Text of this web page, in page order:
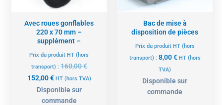
Avec roues gonflables
220 x 70 mm –
supplément –
Prix du produit HT (hors
transport) : 160,00€
152,00€ HT (hors TVA)
Disponible sur
commande
Bac de mise à
disposition de pièces
Prix du produit HT (hors
transport) : 8,00€ HT (hors
TVA)
Disponible sur
commande